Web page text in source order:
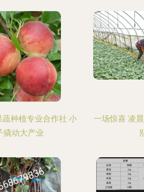
种植专业合作社 小
撬动大产业
一场惊喜 凌